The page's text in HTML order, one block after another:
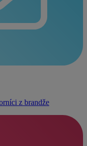
z brandže